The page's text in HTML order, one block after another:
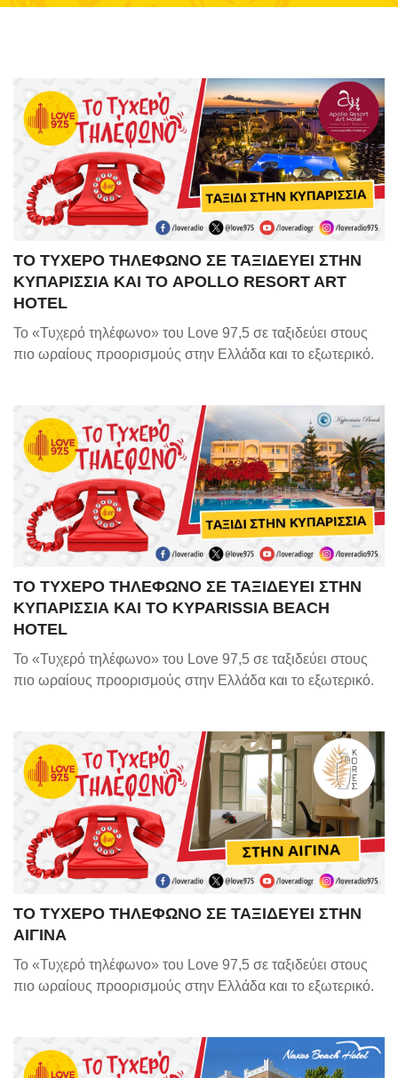
ΤΟ ΤΥΧΕΡΟ ΤΗΛΕΦΩΝΟ ΣΕ ΤΑΞΙΔΕΥΕΙ ΣΤΗΝ
ΚΥΠΑΡΙΣΣΙΑ ΚΑΙ ΤΟ APOLLO RESORT ART
HOTEL
Το «Τυχερό τηλέφωνο» του Love 97,5 σε ταξιδεύει στους
πιο ωραίους προορισμούς στην Ελλάδα και το εξωτερικό.
ΤΟ ΤΥΧΕΡΟ ΤΗΛΕΦΩΝΟ ΣΕ ΤΑΞΙΔΕΥΕΙ ΣΤΗΝ
ΚΥΠΑΡΙΣΣΙΑ ΚΑΙ ΤΟ KYPARISSIA BEACH
HOTEL
Το «Τυχερό τηλέφωνο» του Love 97,5 σε ταξιδεύει στους
πιο ωραίους προορισμούς στην Ελλάδα και το εξωτερικό.
ΤΟ ΤΥΧΕΡΟ ΤΗΛΕΦΩΝΟ ΣΕ ΤΑΞΙΔΕΥΕΙ ΣΤΗΝ
ΑΙΓΙΝΑ
Το «Τυχερό τηλέφωνο» του Love 97,5 σε ταξιδεύει στους
πιο ωραίους προορισμούς στην Ελλάδα και το εξωτερικό.